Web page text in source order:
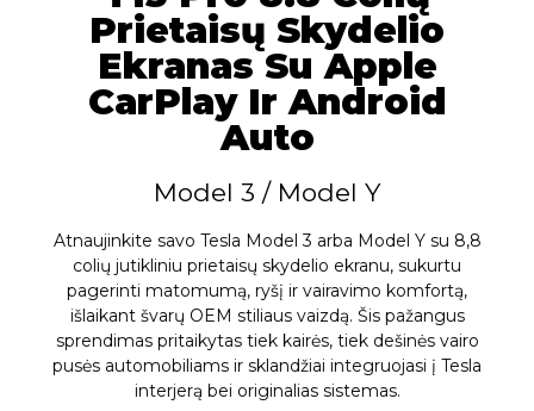
Prietaisų Skydelio
Ekranas Su Apple
CarPlay Ir Android
Auto
Model 3 / Model Y
Atnaujinkite savo Tesla Model 3 arba Model Y su 8,8
colių jutikliniu prietaisų skydelio ekranu, sukurtu
pagerinti matomumą, ryšį ir vairavimo komfortą,
išlaikant švarų OEM stiliaus vaizdą. Šis pažangus
sprendimas pritaikytas tiek kairės, tiek dešinės vairo
pusės automobiliams ir sklandžiai integruojasi į Tesla
interjerą bei originalias sistemas.